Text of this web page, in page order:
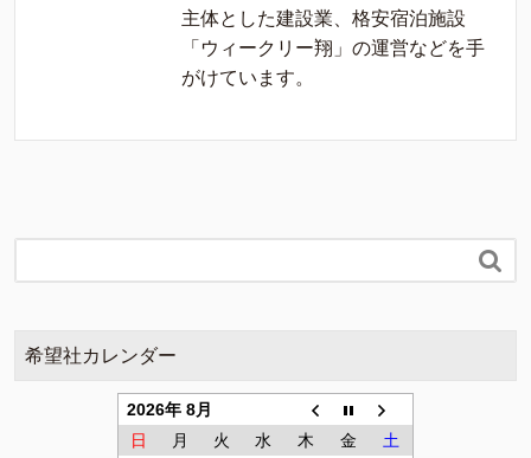
主体とした建設業、格安宿泊施設
「ウィークリー翔」の運営などを手
がけています。

希望社カレンダー
2026年 8月
日
月 火 水 木 金
土